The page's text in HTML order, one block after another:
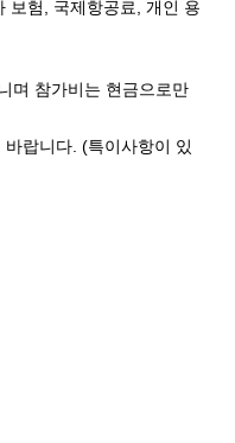
보험, 국제항공료, 개인 용
며 참가비는 현금으로만
랍니다. (특이사항이 있